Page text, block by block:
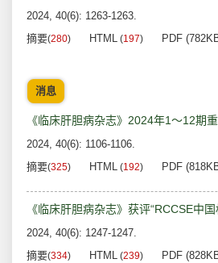
2024, 40(6): 1263-1263.
摘要(280) HTML (197) PDF
消息
《临床肝胆病杂志》2024年1～12期
2024, 40(6): 1106-1106.
摘要(325) HTML (192) PDF
《临床肝胆病杂志》获评“RCCSE中
2024, 40(6): 1247-1247.
摘要(334) HTML (239) PDF